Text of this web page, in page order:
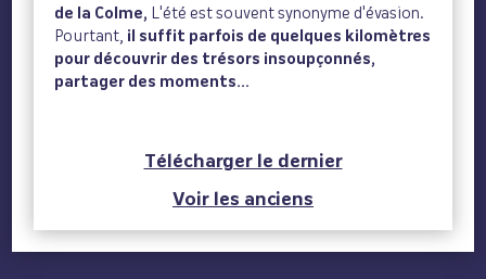
de la Colme,
L'été est souvent synonyme d'évasion.
Pourtant, il suffit parfois de quelques kilomètres
pour découvrir des trésors insoupçonnés,
partager des moments...
Télécharger le dernier
Voir les anciens